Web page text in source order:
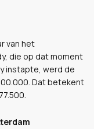
van het
die op dat moment
instapte, werd de
Dat betekent